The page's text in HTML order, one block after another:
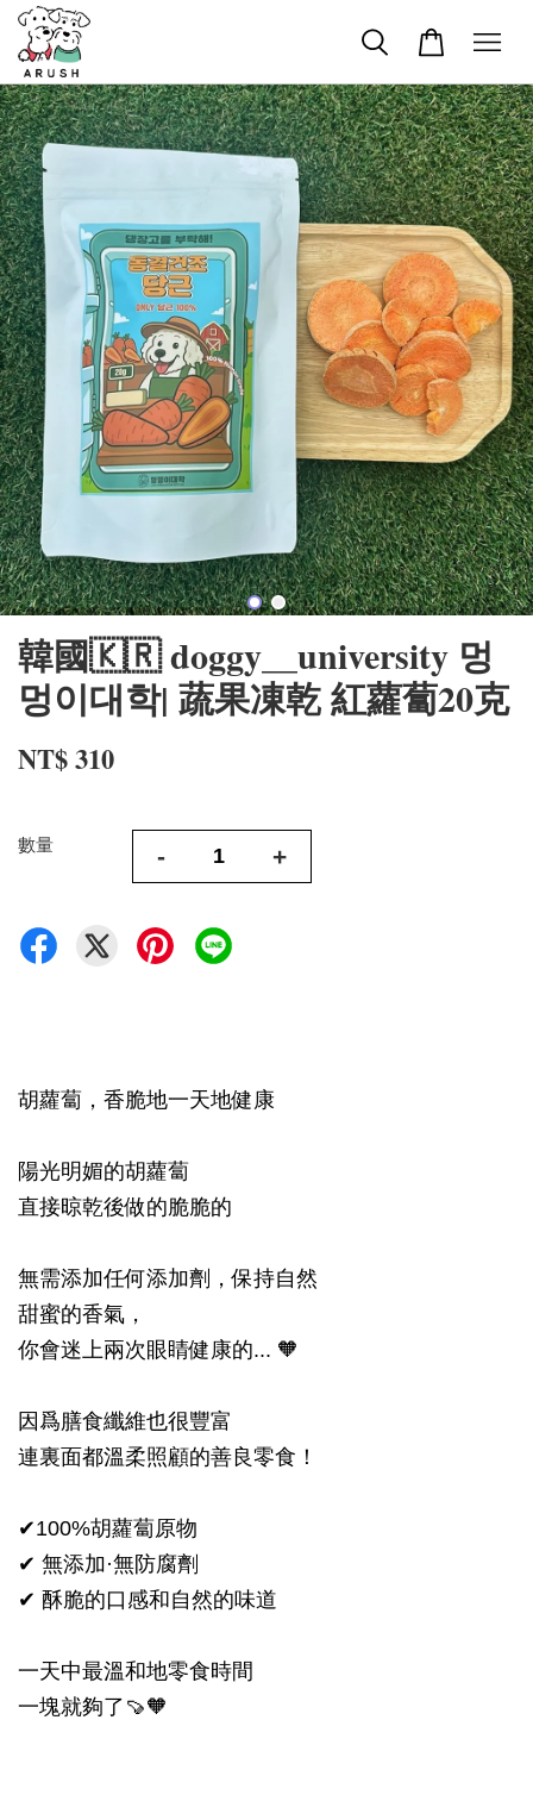
韓國🇰🇷 doggy__university 멍
멍이대학| 蔬果凍乾 紅蘿蔔20克
NT$ 310
數量 - +
胡蘿蔔，香脆地一天地健康
陽光明媚的胡蘿蔔
直接晾乾後做的脆脆的
無需添加任何添加劑，保持自然
甜蜜的香氣，
你會迷上兩次眼睛健康的... 🧡
因爲膳食纖維也很豐富
連裏面都溫柔照顧的善良零食！
✔100%胡蘿蔔原物
✔ 無添加·無防腐劑
✔ 酥脆的口感和自然的味道
一天中最溫和地零食時間
一塊就夠了🍠🧡